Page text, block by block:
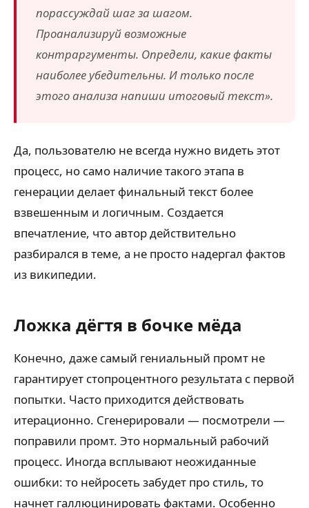
порассуждай шаг за шагом.
Проанализируй возможные
контраргументы. Определи, какие факты
наиболее убедительны. И только после
этого анализа напиши итоговый текст».
Да, пользователю не всегда нужно видеть этот
процесс, но само наличие такого этапа в
генерации делает финальный текст более
взвешенным и логичным. Создается
впечатление, что автор действительно
разбирался в теме, а не просто надергал фактов
из википедии.
Ложка дёгтя в бочке мёда
Конечно, даже самый гениальный промт не
гарантирует стопроцентного результата с первой
попытки. Часто приходится действовать
итерационно. Сгенерировали — посмотрели —
поправили промт. Это нормальный рабочий
процесс. Иногда всплывают неожиданные
ошибки: то нейросеть забудет про стиль, то
начнет галлюцинировать фактами. Особенно